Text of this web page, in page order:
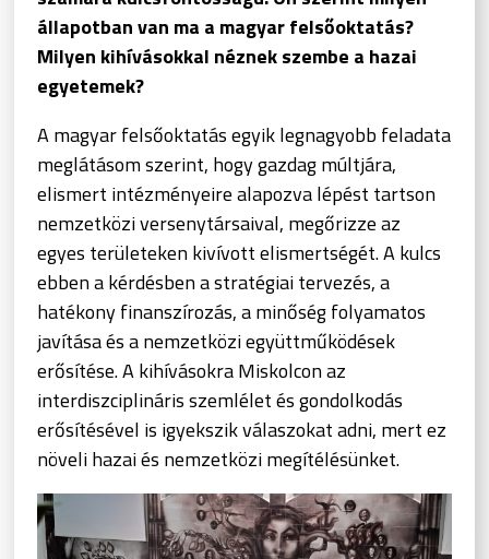
állapotban van ma a magyar felsőoktatás?
Milyen kihívásokkal néznek szembe a hazai
egyetemek?
A magyar felsőoktatás egyik legnagyobb feladata
meglátásom szerint, hogy gazdag múltjára,
elismert intézményeire alapozva lépést tartson
nemzetközi versenytársaival, megőrizze az
egyes területeken kivívott elismertségét. A kulcs
ebben a kérdésben a stratégiai tervezés, a
hatékony finanszírozás, a minőség folyamatos
javítása és a nemzetközi együttműködések
erősítése. A kihívásokra Miskolcon az
interdiszciplináris szemlélet és gondolkodás
erősítésével is igyekszik válaszokat adni, mert ez
növeli hazai és nemzetközi megítélésünket.